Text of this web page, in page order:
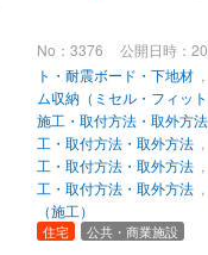
No：3376 公開日時：
ト・耐震ボード・下地材,
ム収納（ミセル・フィッ
施工・取付方法・取外方法
工・取付方法・取外方法,
工・取付方法・取外方法,
工・取付方法・取外方法,
（施工）
住宅 公共・商業施設